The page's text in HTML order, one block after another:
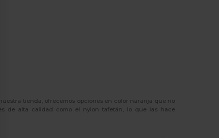
tienda, ofrecemos opciones en color naranja que no
de alta calidad como el nylon tafetán, lo que las hace